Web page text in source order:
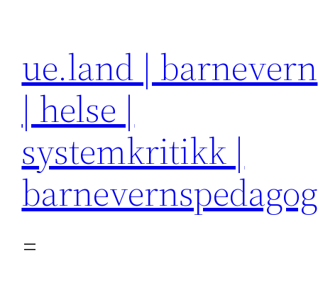
ue.land | barnevern
| helse |
systemkritikk |
barnevernspedagog